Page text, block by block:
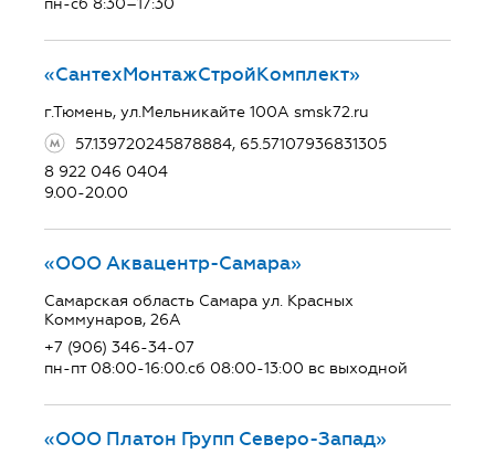
пн-сб 8:30–17:30
«СантехМонтажСтройКомплект»
г.Тюмень, ул.Мельникайте 100А smsk72.ru
57.139720245878884, 65.57107936831305
8 922 046 0404
9.00-20.00
«ООО Аквацентр-Самара»
Самарская область Самара ул. Красных
Коммунаров, 26А
+7 (906) 346-34-07
пн-пт 08:00-16:00.сб 08:00-13:00 вс выходной
«ООО Платон Групп Северо-Запад»